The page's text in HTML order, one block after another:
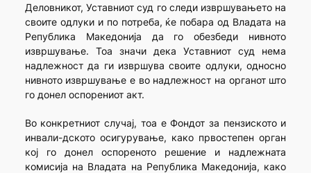
Деловникот, Уставниот суд го следи извршувањето на
своите одлуки и по потреба, ќе побара од Владата на
Република Македонија да го обезбеди нивното
извршување. Тоа значи дека Уставниот суд нема
надлежност да ги извршува своите одлуки, односно
нивното извршување е во надлежност на органот што
го донел оспорениот акт.
Во конкретниот случај, тоа е Фондот за пензиското и
инвали-дското осигурување, како првостепен орган
кој го донел оспореното решение и надлежната
комисија на Владата на Република Македонија, како